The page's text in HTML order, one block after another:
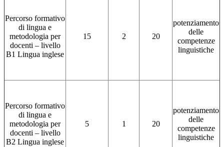
Percorso formativo
di lingua e
metodologia per
docenti – livello
B1 Lingua inglese
15 2 20
potenziamento
delle
competenze
linguistiche
Percorso formativo
di lingua e
metodologia per
docenti – livello
B2 Lingua inglese
5 1 20
potenziamento
delle
competenze
linguistiche